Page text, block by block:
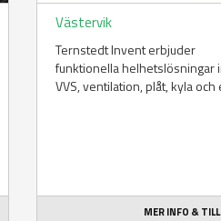
Västervik
Ternstedt Invent erbjuder
funktionella helhetslösningar
VVS, ventilation, plåt, kyla och
MER INFO &